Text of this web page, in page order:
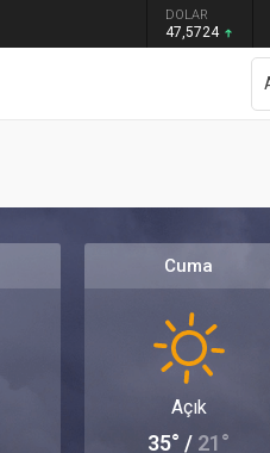
DOLAR
47,5724
Cuma
Açık
35° / 21°